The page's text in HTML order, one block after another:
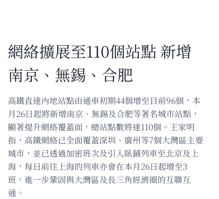
網絡擴展至110個站點 新增
南京、無錫、合肥
高鐵直達內地站點由通車初期44個增至目前96個，本
月26日起將新增南京、無錫及合肥等著名城市站點，
顯著提升網絡覆蓋面，總站點數將達110個。王家明
指，高鐵網絡已全面覆蓋深圳、廣州等7個大灣區主要
城市，並已透過加密班次及引入臥鋪列車至北京及上
海，每日前往上海的列車亦會在本月26日起增至3
班，進一步鞏固與大灣區及長三角經濟圈的互聯互
通。